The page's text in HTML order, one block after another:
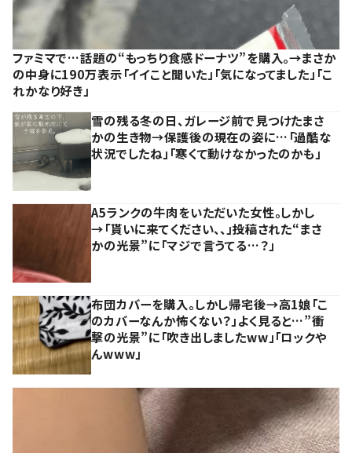
ファミマで…話題の“もっちり食感ドーナツ”を購入。→まさか
の中身に190万表示「イイこと聞いた」「気になってました」「こ
れかなり好き」
雪の残る冬の日、ガレージ前で見つけたまさ
かの生き物→保護後の現在の姿に…「過酷な
状況でしたね」「寒くて動けなかったのかも」
A5ランクの牛肉をいただいた女性。しかし
→「貰いに来てください、、」投稿された“まさ
かの光景”に「マジで言うてる…？」
布団カバーを購入。しかし帰宅後→高1娘「こ
のカバーなんか怖くない？」よく見ると…”衝
撃の光景”に「吹き出しましたww」「ロックや
んwww」